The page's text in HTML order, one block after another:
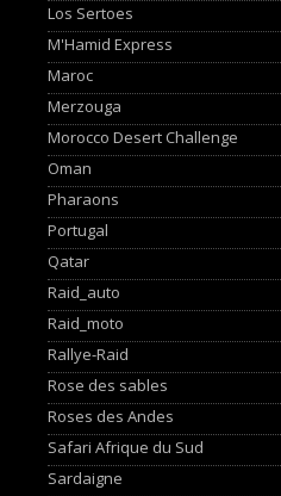
Los Sertoes
M'Hamid Express
Maroc
Merzouga
Morocco Desert Challenge
Oman
Pharaons
Portugal
Qatar
Raid_auto
Raid_moto
Rallye-Raid
Rose des sables
Roses des Andes
Safari Afrique du Sud
Sardaigne